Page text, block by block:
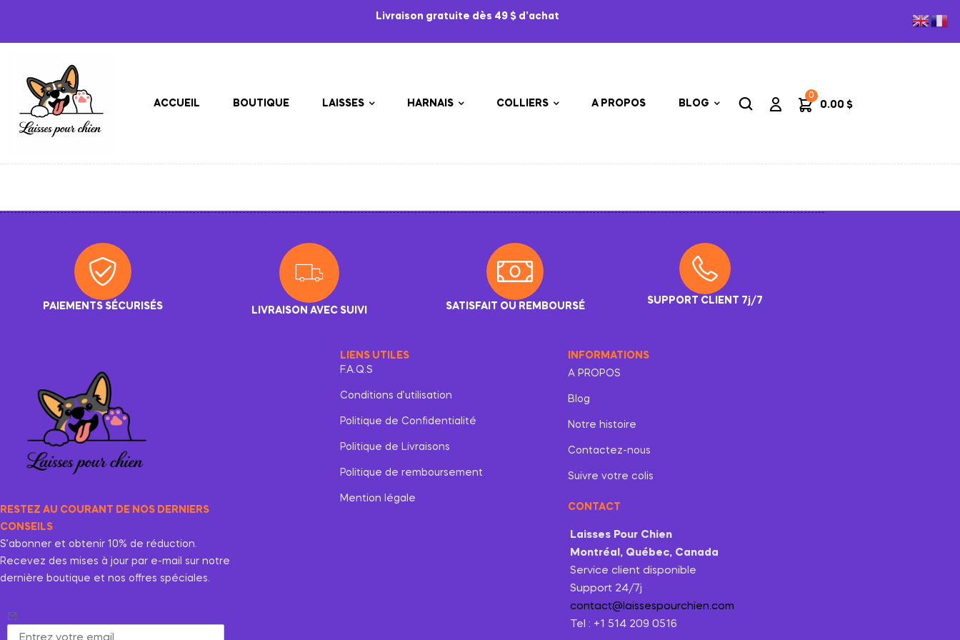
Livraison gratuite dès 49 $ d’achat
ACCUEIL BOUTIQUE LAISSES HARNAIS COLLIERS A PROPOS BLOG
0
0.00$
PAIEMENTS SÉCURISÉS LIVRAISON AVEC SUIVI SATISFAIT OU REMBOURSÉ
SUPPORT CLIENT 7j/7
RESTEZ AU COURANT DE NOS DERNIERS
CONSEILS
S’abonner et obtenir 10% de réduction.
Recevez des mises à jour par e-mail sur notre
dernière boutique et nos offres spéciales.
LIENS UTILES
F.A.Q.S
Conditions d’utilisation
Politique de Confidentialité
Politique de Livraisons
Politique de remboursement
Mention légale
INFORMATIONS
A PROPOS
Blog
Notre histoire
Contactez-nous
Suivre votre colis
CONTACT
Laisses Pour Chien
Montréal, Québec, Canada
Service client disponible
Support 24/7j
contact@laissespourchien.com
Tel : +1 514 209 0516